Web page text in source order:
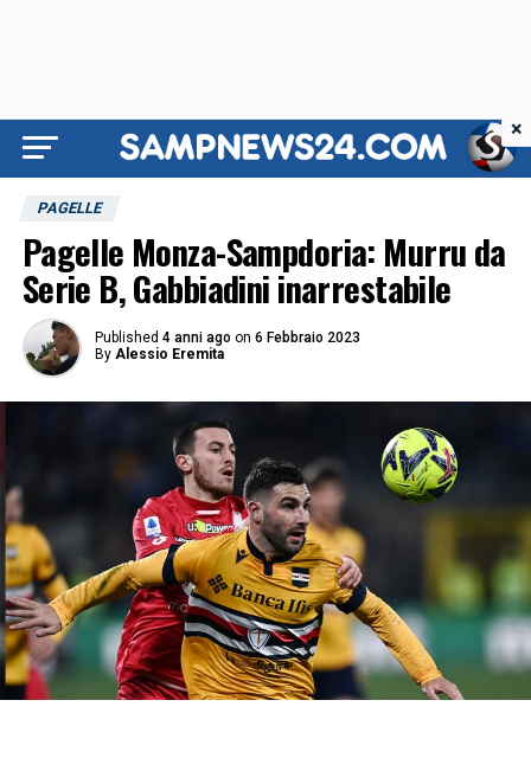
PAGELLE
Pagelle Monza-Sampdoria: Murru da
Serie B, Gabbiadini inarrestabile
Published 4 anni ago on 6 Febbraio 2023
By Alessio Eremita
×